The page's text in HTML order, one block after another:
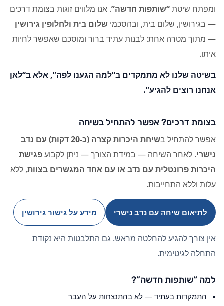
ומפתח שיטת“שותפות חדשה”. אנו מלווים זוגות בצומת דרכים
— בגירושין, שלום בית, ובהסכמי שלום בית ולחלופין גירושין
— מתוך מטרה אחת: לבנות עתיד ברור ומוסכם שאפשר לחיות
איתו.
בשיטה שלנו לא מתמקדים ב“למה הגענו לפה”, אלא ב“לאן
אנחנו רוצים להגיע”.
בצומת דרכים? אפשר להתחיל בשיחה
אפשר להתחיל ב
שיחת היכרות קצרה (כ-20 דקות) עם נדב
נישרי. לאחר השיחה — במידת הצורך — ניתן לקבועפגישת
היכרות פרונטלית עם נדב או עם אחד המגשרים בצוות, ללא
עלות וללא התחייבות.
לתיאום שיחה עם נדב נישרי מידע על גישור גירושין
אין צורך להגיע להחלטה מראש. גם התלבטות היא נקודת
התחלה לגיטימית.
למה “שותפות חדשה”?
התמקדות בעתיד — לא בהתנצחות על העבר